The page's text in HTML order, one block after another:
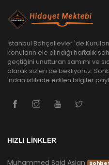
İstanbul Bahçelievler 'de
konuların ele alındığı haftalık
geçtiğini unutturan samimi ve
olarak sizleri de bekliyoruz.
'ndan istifade edilen bilgiler
HIZLI LİNKLER
Muhammed Said Aslan